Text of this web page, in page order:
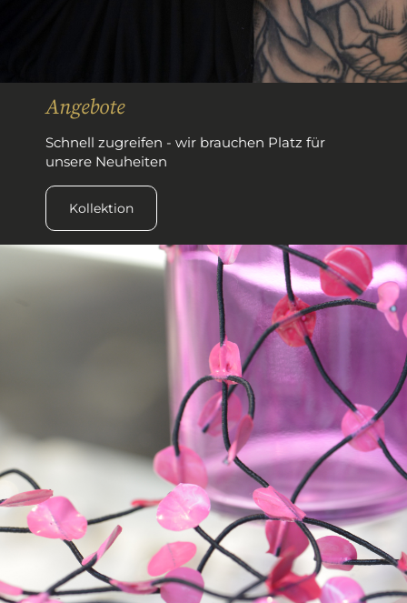
Angebote
Schnell zugreifen - wir brauchen Platz für
unsere Neuheiten
Kollektion